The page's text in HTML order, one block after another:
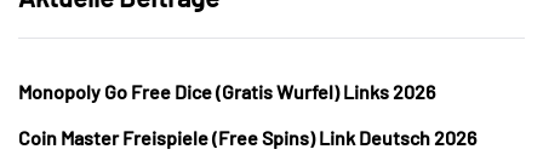
Monopoly Go Free Dice (Gratis Wurfel) Links 2026
Coin Master Freispiele (Free Spins) Link Deutsch 2026